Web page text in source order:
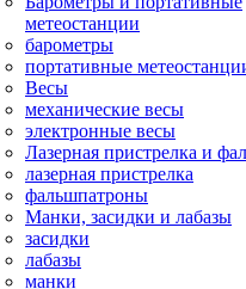
метеостанции
барометры
портативные
Весы
механические весы
электронные весы
Лазерная пристрелка и
лазерная пристрелка
фальшпатроны
Манки, засидки и лабазы
засидки
лабазы
манки